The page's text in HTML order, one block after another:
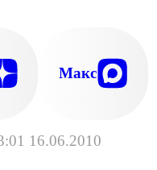
16.06.2010
Макс